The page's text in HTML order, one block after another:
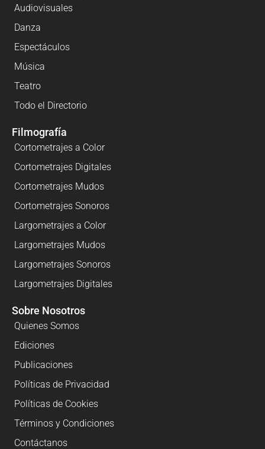
Audiovisuales
Danza
Espectáculos
Música
Teatro
Todo el Directorio
Filmografía
Cortometrajes a Color
Cortometrajes Digitales
Cortometrajes Mudos
Cortometrajes Sonoros
Largometrajes a Color
Largometrajes Mudos
Largometrajes Sonoros
Largometrajes Digitales
Sobre Nosotros
Quienes Somos
Ediciones
Publicaciones
Políticas de Privacidad
Políticas de Cookies
Términos y Condiciones
Contáctanos